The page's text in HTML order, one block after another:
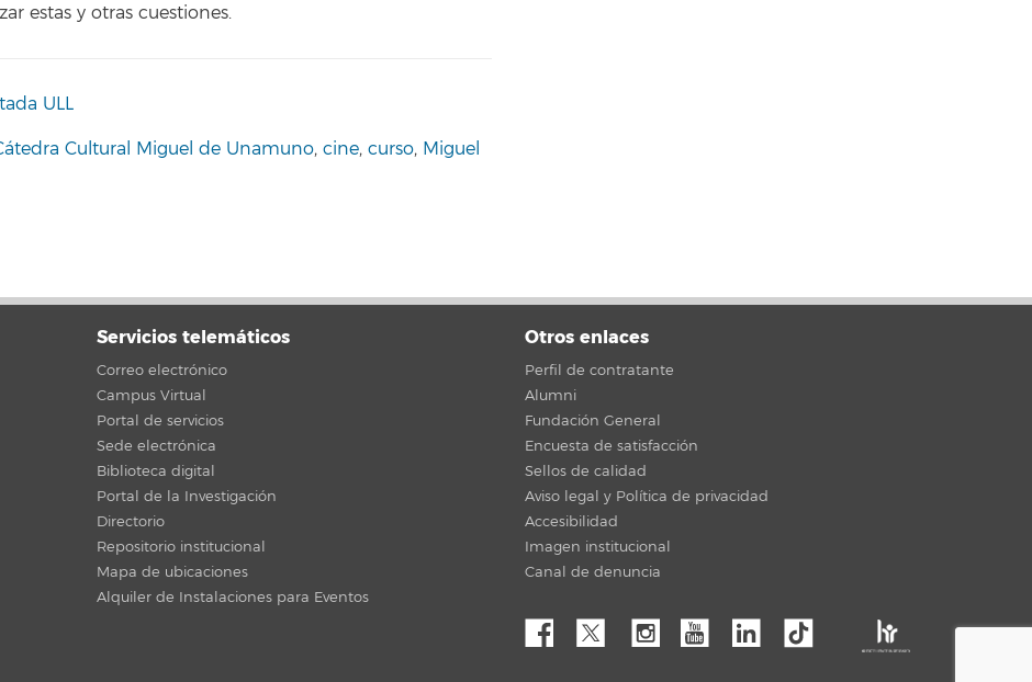
estas y otras cuestiones.
ULL
Cultural Miguel de Unamuno, cine, curso, Miguel
Servicios telemáticos
Correo electrónico
Campus Virtual
Portal de servicios
Sede electrónica
Biblioteca digital
Portal de la Investigación
Directorio
Repositorio institucional
Mapa de ubicaciones
Alquiler de Instalaciones para Eventos
Otros enlaces
Perfil de contratante
Alumni
Fundación General
Encuesta de satisfacción
Sellos de calidad
Aviso legal y Política de privacidad
Accesibilidad
Imagen institucional
Canal de denuncia